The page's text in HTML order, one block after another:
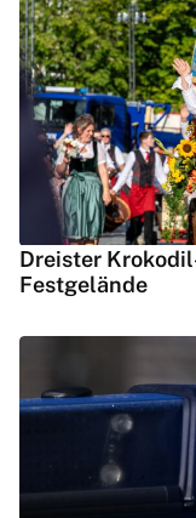
Dreister
Festgelände